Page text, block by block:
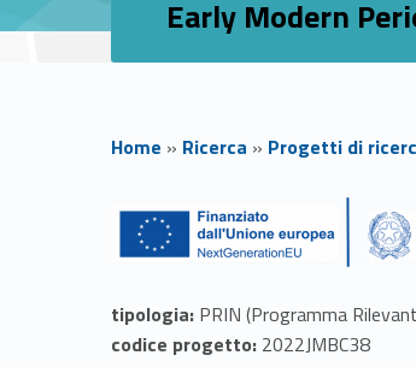
Early Modern
Home » Ricerca » Progetti di
V
e
L
tipologia: PRIN (Programma
codice progetto: 2022JMBC38